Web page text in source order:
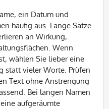
ein Datum und
häufig aus. Lange Sätze
an Wirkung,
Wenn
wählen Sie lieber eine
statt vieler Worte. Prüfen
Text ohne Anstrengung
Bei langen Namen
aufgeräumte